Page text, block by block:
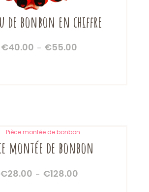
de bonbon en chiffre
€40.00 – €55.00Plage
montée de bonbon
€28.00 – €128.00Plage